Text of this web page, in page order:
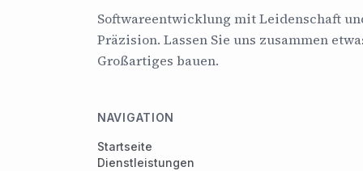
Softwareentwicklung mit Leidenschaft
Präzision. Lassen Sie uns zusammen
Großartiges bauen.
NAVIGATION
Startseite
Dienstleistungen